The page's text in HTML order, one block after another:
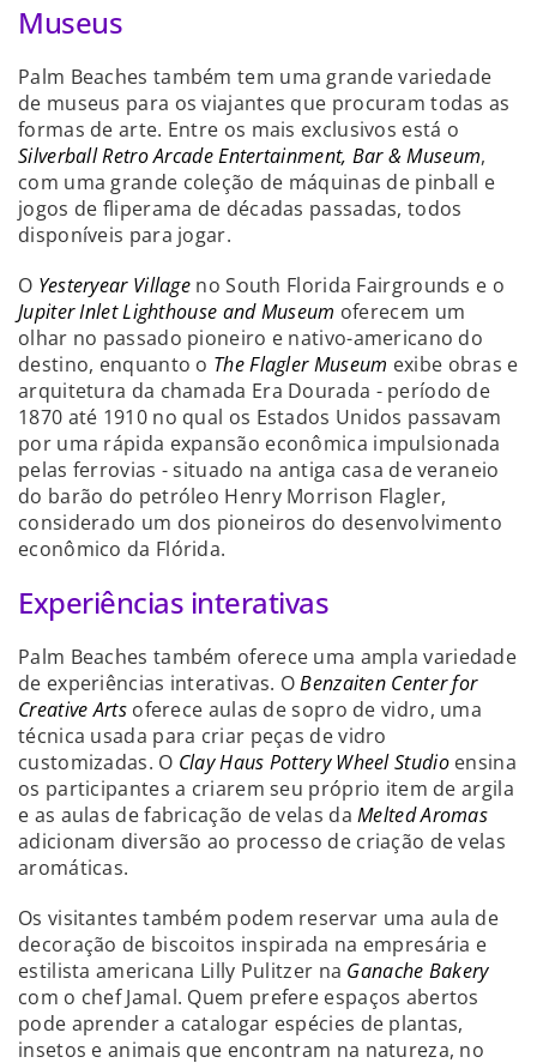
Museus
Palm Beaches também tem uma grande variedade
de museus para os viajantes que procuram todas as
formas de arte. Entre os mais exclusivos está o
Silverball Retro Arcade Entertainment, Bar & Museum,
com uma grande coleção de máquinas de pinball e
jogos de fliperama de décadas passadas, todos
disponíveis para jogar.
O Yesteryear Village no South Florida Fairgrounds e o
Jupiter Inlet Lighthouse and Museum oferecem um
olhar no passado pioneiro e nativo-americano do
destino, enquanto o The Flagler Museum exibe obras e
arquitetura da chamada Era Dourada - período de
1870 até 1910 no qual os Estados Unidos passavam
por uma rápida expansão econômica impulsionada
pelas ferrovias - situado na antiga casa de veraneio
do barão do petróleo Henry Morrison Flagler,
considerado um dos pioneiros do desenvolvimento
econômico da Flórida.
Experiências interativas
Palm Beaches também oferece uma ampla variedade
de experiências interativas. OBenzaiten Center for
Creative Artsoferece aulas de sopro de vidro, uma
técnica usada para criar peças de vidro
customizadas. O Clay Haus Pottery Wheel Studio ensina
os participantes a criarem seu próprio item de argila
e as aulas de fabricação de velas daMelted Aromas
adicionam diversão ao processo de criação de velas
aromáticas.
Os visitantes também podem reservar uma aula de
decoração de biscoitos inspirada na empresária e
estilista americana Lilly Pulitzer na Ganache Bakery
com o chef Jamal. Quem prefere espaços abertos
pode aprender a catalogar espécies de plantas,
insetos e animais que encontram na natureza, no